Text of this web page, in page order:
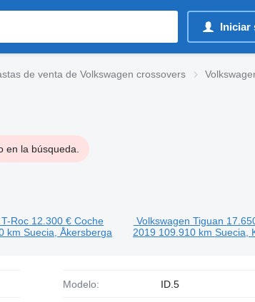
Iniciar
de venta de Volkswagen crossovers
la búsqueda.
Roc 12.300 € Coche
kmSuecia, Åkersberga
Volkswagen Tiguan
2019 109.910 km Suecia,
Modelo: ID.5